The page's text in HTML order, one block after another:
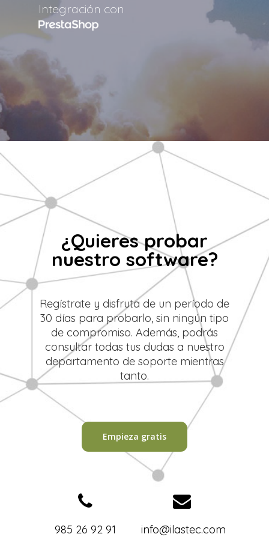
Integración con
¿Quieres probar
nuestro software?
Regístrate y disfruta de un período de
30 días para probarlo, sin ningún tipo
de compromiso. Además, podrás
consultar todas tus dudas a nuestro
departamento de soporte mientras
tanto.
Empieza gratis
985 26 92 91 info@ilastec.com